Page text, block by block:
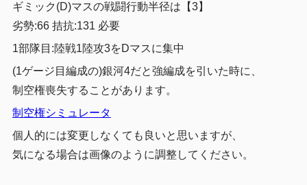
ギミック(D)マスの戦闘行動半径は【3】
劣勢:66 拮抗:131 必要
1部隊目:陸戦1陸攻3をDマスに集中
(1ゲージ目編成の)銀河4だと強編成を引いた時に、
制空権喪失することがあります。
制空権シミュレータ
個人的には変更しなくても良いと思いますが、
気になる場合は画像のように調整してください。